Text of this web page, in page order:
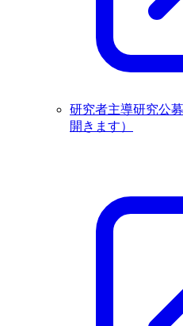
研究者主導研究公
開きます）